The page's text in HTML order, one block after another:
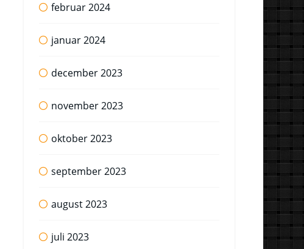
februar 2024
januar 2024
december 2023
november 2023
oktober 2023
september 2023
august 2023
juli 2023